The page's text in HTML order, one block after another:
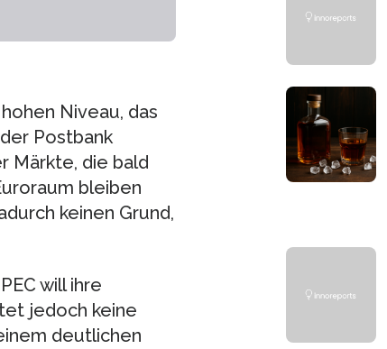
Niveau, das
Postbank
Märkte, die bald
bleiben
keinen Grund,
will ihre
jedoch keine
deutlichen